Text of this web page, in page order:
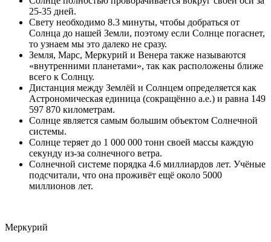
25-35 дней.
Свету необходимо 8.3 минуты, чтобы добраться от
Солнца до нашей Земли, поэтому если Солнце погаснет,
то узнаем мы это далеко не сразу.
Земля, Марс, Меркурий и Венера также называются
«внутренними планетами», так как расположены ближе
всего к Солнцу.
Дистанция между Землёй и Солнцем определяется как
Астрономическая единица (сокращённо а.е.) и равна 149
597 870 километрам.
Солнце является самым большим объектом Солнечной
системы.
Солнце теряет до 1 000 000 тонн своей массы каждую
секунду из-за солнечного ветра.
Солнечной системе порядка 4.6 миллиардов лет. Учёные
подсчитали, что она проживёт ещё около 5000
миллионов лет.
Меркурий